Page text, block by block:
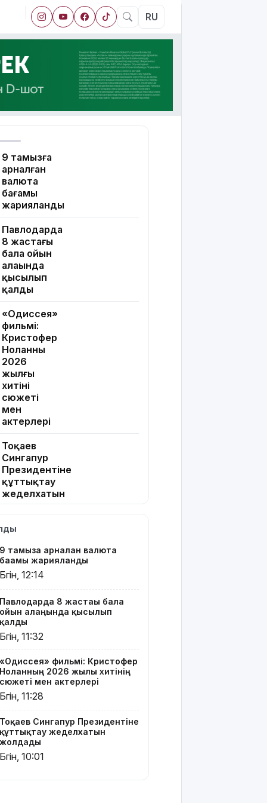
RU
9 тамызға
арналған
валюта
бағамы
жарияланды
Павлодарда
8 жастағы
бала ойын
алаңында
қысылып
қалды
«Одиссея»
фильмі:
Кристофер
Ноланның
2026
жылғы
хитінің
сюжеті
мен
актерлері
Тоқаев
Сингапур
Президентіне
құттықтау
жеделхатын
Түркия
Украина
арасында
жаңа келісім
ұсынды
Бүгін –
Құрылысшылар
9 тамызға
арналған
ауа райы
МӘЛІМ
АПТА: 2026
жылғы 3-9
9 тамызға арналған валюта
бағамы жарияланды
Бүгін, 12:14
Павлодарда 8 жастағы бала
ойын алаңында қысылып
қалды
Бүгін, 11:32
«Одиссея» фильмі: Кристофер
Ноланның 2026 жылғы хитінің
сюжеті мен актерлері
Бүгін, 11:28
Тоқаев Сингапур Президентіне
құттықтау жеделхатын
жолдады
Бүгін, 10:01